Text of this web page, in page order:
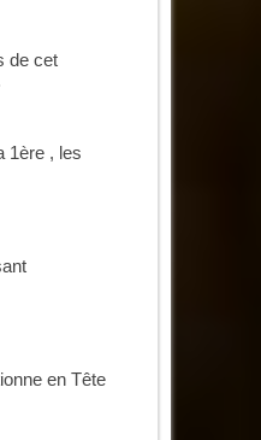
de cet
1ère , les
en Tête